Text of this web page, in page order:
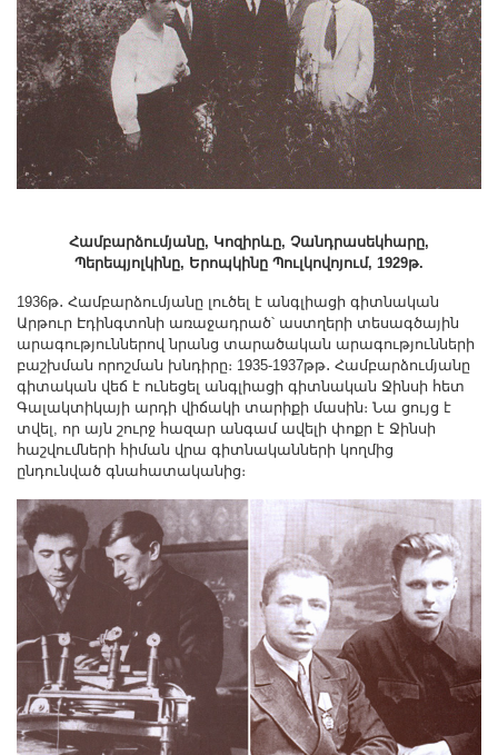
Համբարձումյանը, Կոզիրևը, Չանդրասեկհարը,
Պերեպյոլկինը, Երոպկինը Պուլկովոյում, 1929թ.
1936թ․ Համբարձումյանը լուծել է անգլիացի գիտնական
Արթուր Էդինգտոնի առաջադրած՝ աստղերի տեսագծային
արագություններով նրանց տարածական արագությունների
բաշխման որոշման խնդիրը։ 1935-1937թթ․ Համբարձումյանը
գիտական վեճ է ունեցել անգլիացի գիտնական Ջինսի հետ
Գալակտիկայի արդի վիճակի տարիքի մասին։ Նա ցույց է
տվել, որ այն շուրջ հազար անգամ ավելի փոքր է Ջինսի
հաշվումների հիման վրա գիտնականների կողմից
ընդունված գնահատականից։